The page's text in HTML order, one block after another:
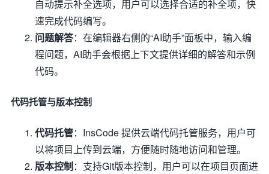
自动提示补全选项，用户可以选择合适的补全项，快
速完成代码编写。
问题解答：在编辑器右侧的“AI助手”面板中，输入编
程问题，AI助手会根据上下文提供详细的解答和示例
代码。
代码托管与版本控制
代码托管：InsCode 提供云端代码托管服务，用户可
以将项目上传到云端，方便随时随地访问和管理。
版本控制：支持Git版本控制，用户可以在项目页面进